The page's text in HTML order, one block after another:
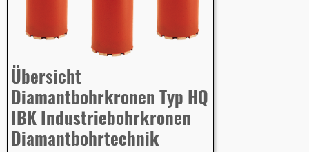
Übersicht
Diamantbohrkronen Typ HQ
IBK Industriebohrkronen
Diamantbohrtechnik